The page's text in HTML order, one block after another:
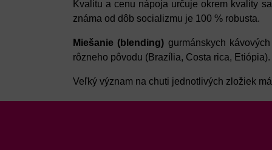
Kvalitu a cenu nápoja určuje okrem kvality
známa od dôb socializmu je 100 % robusta.
Miešanie (blending) gurmánskych
rôzneho pôvodu (Brazília, Costa rica,
Veľký význam na chuti jednotlivých zložiek